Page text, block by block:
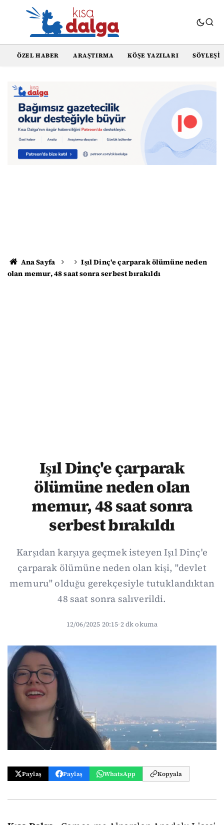
ÖZEL HABER ARAŞTIRMA KÖŞE YAZILARI SÖYLEŞI
Ana Sayfa
Işıl Dinç'e çarparak ölümüne neden
olan memur, 48 saat sonra serbest bırakıldı
Işıl Dinç'e çarparak
ölümüne neden olan
memur, 48 saat sonra
serbest bırakıldı
Karşıdan karşıya geçmek isteyen Işıl Dinç'e
çarparak ölümüne neden olan kişi, "devlet
memuru" olduğu gerekçesiyle tutuklandıktan
48 saat sonra salıverildi.
12/06/2025 20:15·2 dk okuma
Paylaş Paylaş WhatsApp Kopyala